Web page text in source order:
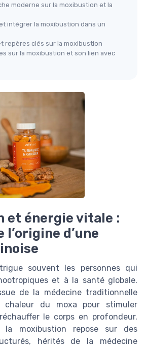
moderne sur la moxibustion et la
intégrer la moxibustion dans un
repères clés sur la moxibustion
sur la moxibustion et son lien avec
et énergie vitale :
d’une
souvent les personnes qui
et à la santé globale.
de la médecine traditionnelle
chaleur du moxa pour stimuler
le corps en profondeur.
la moxibustion repose sur des
hérités de la médecine